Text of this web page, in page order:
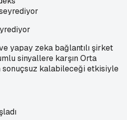
yapay zeka bağlantılı şirket
sinyallere karşın Orta
kalabileceği etkisiyle